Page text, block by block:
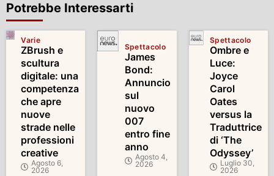
Potrebbe Interessarti
Varie
ZBrush e
scultura
digitale: una
competenza
che apre
nuove
strade nelle
professioni
creative
Agosto 6,
2026
Spettacolo
James
Bond:
Annuncio
sul
nuovo
007
entro fine
anno
Agosto 4,
2026
Spettacolo
Ombre e
Luce:
Joyce
Carol
Oates
versus la
Traduttrice
di ‘The
Odyssey’
Luglio 30,
2026